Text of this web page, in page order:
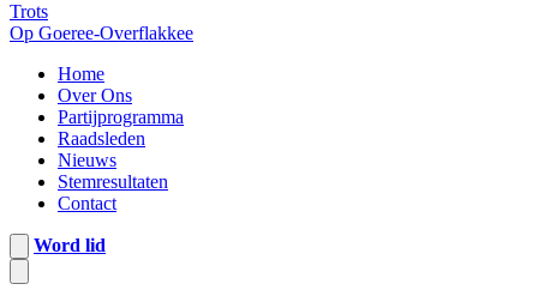
Trots
Op Goeree-Overflakkee
Home
Over Ons
Partijprogramma
Raadsleden
Nieuws
Stemresultaten
Contact
Word lid